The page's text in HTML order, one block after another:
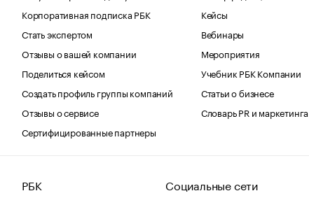
Корпоративная подписка РБК
Стать экспертом
Отзывы о вашей компании
Поделиться кейсом
Создать профиль группы компаний
Отзывы о сервисе
Сертифицированные партнеры
Кейсы
Вебинары
Мероприятия
Учебник РБК Компании
Статьи о бизнесе
Словарь PR и маркетинга
РБК Социальные сети